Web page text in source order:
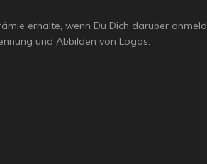
erhalte, wenn Du Dich darüber
und Abbilden von Logos.